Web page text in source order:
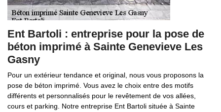
Ent Bartoli : entreprise pour la pose de
béton imprimé à Sainte Genevieve Les
Gasny
Pour un extérieur tendance et original, nous vous proposons la
pose de béton imprimé. Vous avez le choix entre des motifs
différents et personnalisés pour le revêtement de vos allées,
cours et parking. Notre entreprise Ent Bartoli située à Sainte